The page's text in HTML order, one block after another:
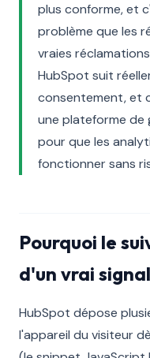
plus conforme, et
problème que les
vraies
HubSpot suit
consentement, et
une plateforme
pour que les
fonctionner sans
Pourquoi le
d'un vrai
HubSpot dépose
l'appareil du visiteur